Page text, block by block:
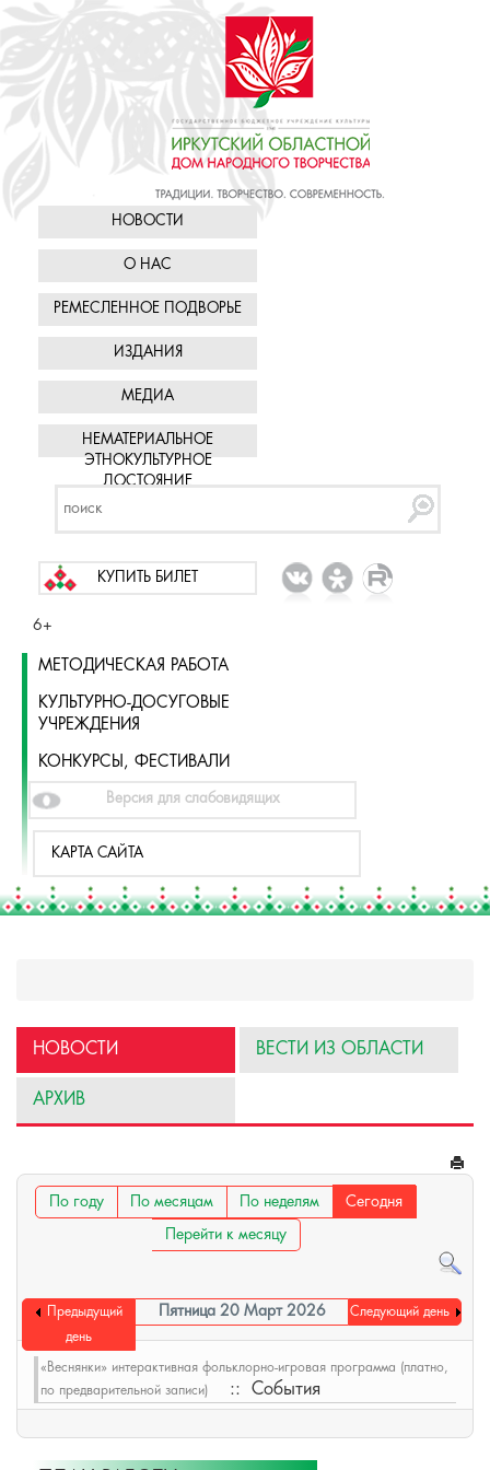
НОВОСТИ
О НАС
РЕМЕСЛЕННОЕ ПОДВОРЬЕ
ИЗДАНИЯ
МЕДИА
НЕМАТЕРИАЛЬНОЕ
ЭТНОКУЛЬТУРНОЕ
ДОСТОЯНИЕ
КУПИТЬ БИЛЕТ
6+
МЕТОДИЧЕСКАЯ РАБОТА
КУЛЬТУРНО-ДОСУГОВЫЕ
УЧРЕЖДЕНИЯ
КОНКУРСЫ, ФЕСТИВАЛИ
Версия для слабовидящих
КАРТА САЙТА
НОВОСТИ ВЕСТИ ИЗ ОБЛАСТИ
АРХИВ
По году По месяцам По неделям
Сегодня
Перейти к месяцу
Предыдущий
день
Пятница 20 Март 2026 Следующий день
«Веснянки» интерактивная фольклорно-игровая программа (платно,
по предварительной записи)
:: События